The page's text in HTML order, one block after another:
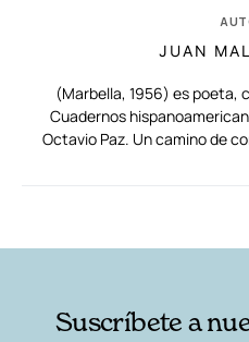
JUAN
(Marbella, 1956) es poeta,
Cuadernos
Octavio Paz. Un camino de
Suscríbete a